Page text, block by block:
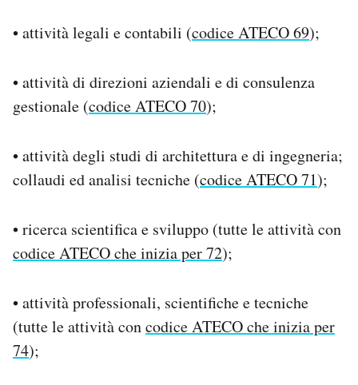
• attività legali e contabili (codice ATECO 69);
• attività di direzioni aziendali e di consulenza
gestionale (codice ATECO 70);
• attività degli studi di architettura e di ingegneria;
collaudi ed analisi tecniche (codice ATECO 71);
• ricerca scientifica e sviluppo (tutte le attività con
codice ATECO che inizia per 72);
• attività professionali, scientifiche e tecniche
(tutte le attività concodice ATECO che inizia per
74);